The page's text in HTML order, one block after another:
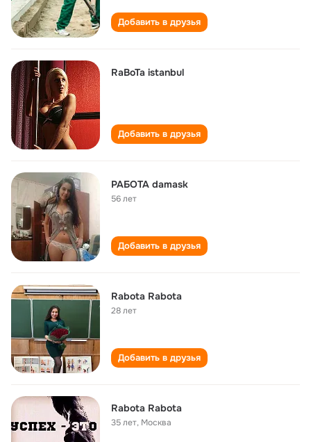
Добавить в друзья
RaBoTa istanbul
Добавить в друзья
РАБОТА damask
56 лет
Добавить в друзья
Rabota Rabota
28 лет
Добавить в друзья
Rabota Rabota
35 лет, Москва